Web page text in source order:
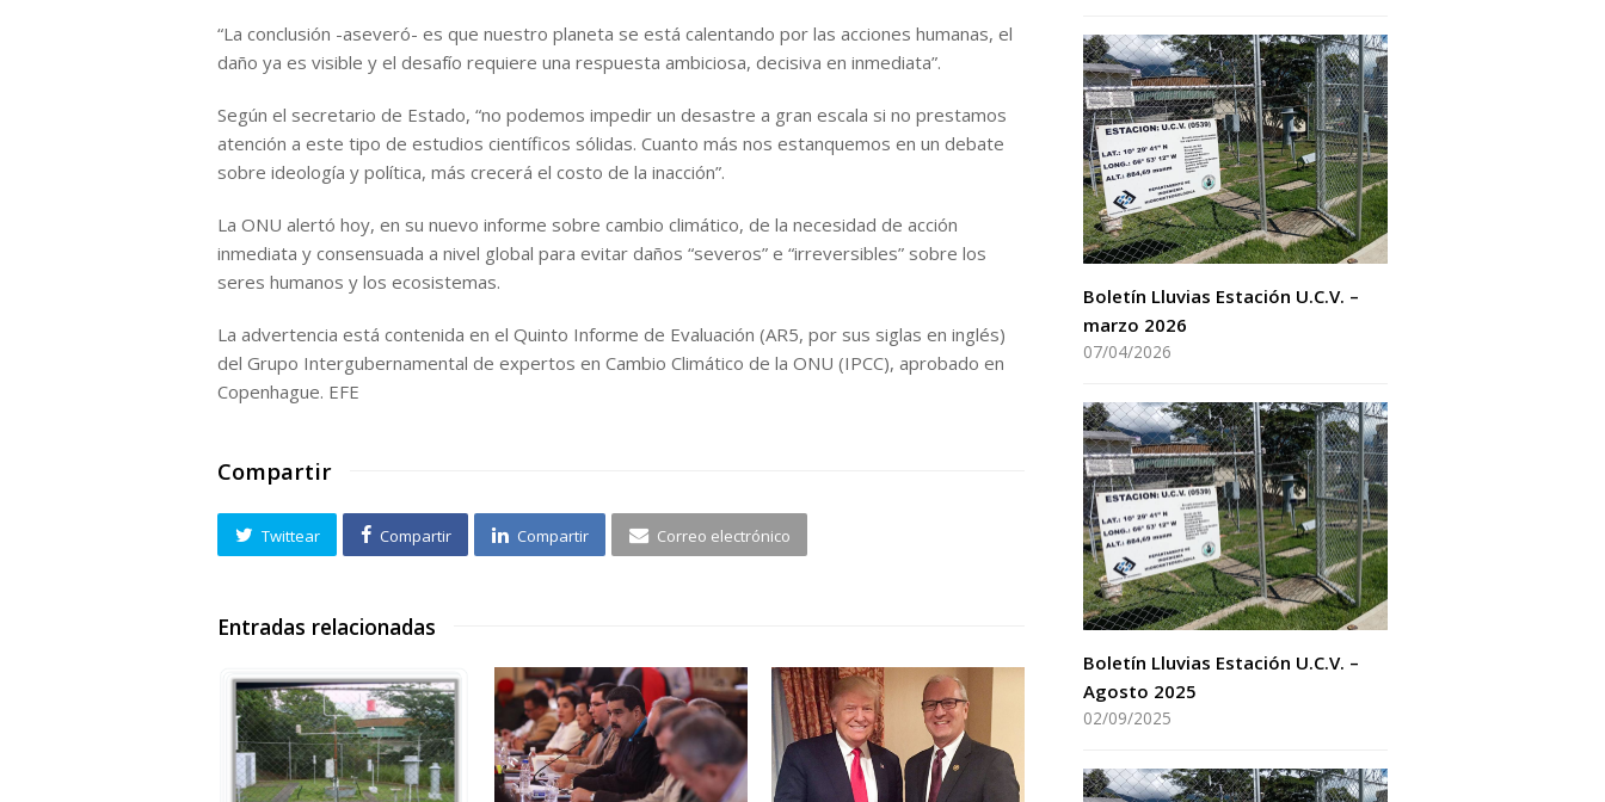
“La conclusión -aseveró- es que nuestro planeta se está calentando por las acciones humanas, el
daño ya es visible y el desafío requiere una respuesta ambiciosa, decisiva en inmediata”.
Según el secretario de Estado, “no podemos impedir un desastre a gran escala si no prestamos
atención a este tipo de estudios científicos sólidas. Cuanto más nos estanquemos en un debate
sobre ideología y política, más crecerá el costo de la inacción”.
La ONU alertó hoy, en su nuevo informe sobre cambio climático, de la necesidad de acción
inmediata y consensuada a nivel global para evitar daños “severos” e “irreversibles” sobre los
seres humanos y los ecosistemas.
La advertencia está contenida en el Quinto Informe de Evaluación (AR5, por sus siglas en inglés)
del Grupo Intergubernamental de expertos en Cambio Climático de la ONU (IPCC), aprobado en
Copenhague. EFE
Compartir
Twittear Compartir Compartir Correo electrónico
Entradas relacionadas
Boletín Lluvias Estación U.C.V. –
marzo 2026
07/04/2026
Boletín Lluvias Estación U.C.V. –
Agosto 2025
02/09/2025